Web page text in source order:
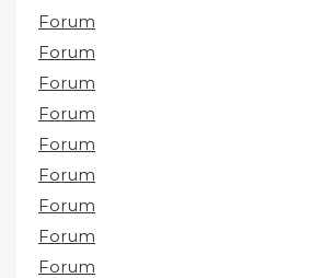
Forum
Forum
Forum
Forum
Forum
Forum
Forum
Forum
Forum